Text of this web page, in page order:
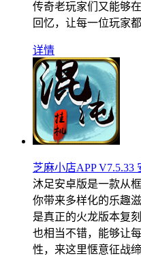
传奇老玩家们又能够
回忆，让每一位玩家
详情
芝麻小店APP V7.5.33
沐足安卓版是一款从
你带来多样化的乐趣
是真正的火龙版本复
也相当不错，能够让
性，来这里惬意征战